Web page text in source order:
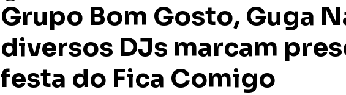
Grupo Bom Gosto, Guga
diversos DJs marcam
festa do Fica Comigo